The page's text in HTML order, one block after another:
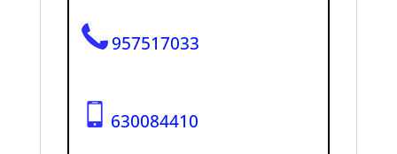
957517033
630084410